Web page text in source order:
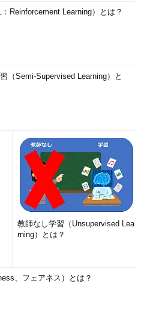
Reinforcement Learning）とは？
（Semi-Supervised Learning）と
教師なし学習（Unsupervised Lea
rning）とは？
、フェアネス）とは？